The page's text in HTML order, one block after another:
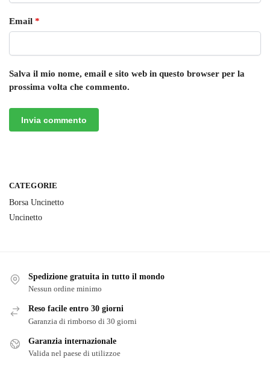
Email *
Salva il mio nome, email e sito web in questo browser per la
prossima volta che commento.
CATEGORIE
Borsa Uncinetto
Uncinetto
Spedizione gratuita in tutto il mondo
Nessun ordine minimo
Reso facile entro 30 giorni
Garanzia di rimborso di 30 giorni
Garanzia internazionale
Valida nel paese di utilizzoe